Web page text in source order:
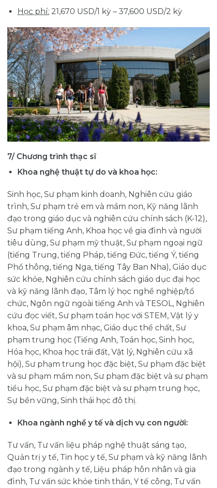
Học phí: 21,670 USD/1 kỳ – 37,600 USD/2 kỳ
7/ Chương trình thạc sĩ
Khoa nghệ thuật tự do và khoa học:
Sinh học, Sư phạm kinh doanh, Nghiên cứu giáo
trình, Sư phạm trẻ em và mầm non, Kỹ năng lãnh
đạo trong giáo dục và nghiên cứu chính sách (K-12),
Sư phạm tiếng Anh, Khoa học về gia đình và người
tiêu dùng, Sư phạm mỹ thuật, Sư phạm ngoại ngữ
(tiếng Trung, tiếng Pháp, tiếng Đức, tiếng Ý, tiếng
Phổ thông, tiếng Nga, tiếng Tây Ban Nha), Giáo dục
sức khỏe, Nghiên cứu chính sách giáo dục đại học
và kỹ năng lãnh đạo, Tâm lý học nghề nghiệp/tổ
chức, Ngôn ngữ ngoài tiếng Anh và TESOL, Nghiên
cứu đọc viết, Sư phạm toán học với STEM, Vật lý y
khoa, Sư phạm âm nhạc, Giáo dục thể chất, Sư
phạm trung học (Tiếng Anh, Toán học, Sinh học,
Hóa học, Khoa học trái đất, Vật lý, Nghiên cứu xã
hội), Sư phạm trung học đặc biệt, Sư phạm đặc biệt
và sư phạm mầm non, Sư phạm đặc biệt và sư phạm
tiểu học, Sư phạm đặc biệt và sư phạm trung học,
Sự bền vững, Sinh thái học đô thị.
Khoa ngành nghề y tế và dịch vụ con người:
Tư vấn, Tư vấn liệu pháp nghệ thuật sáng tạo,
Quản trị y tế, Tin học y tế, Sư phạm và kỹ năng lãnh
đạo trong ngành y tế, Liệu pháp hôn nhân và gia
đình, Tư vấn sức khỏe tinh thần, Y tế công, Tư vấn